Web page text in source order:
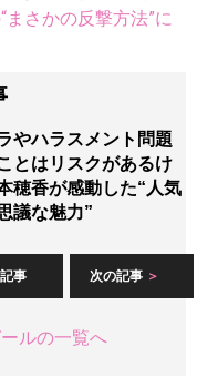
さかの反撃方法”に
やハラスメント問題
とはリスクがあるけ
穂香が感動した“人気
議な魅力”
事 次の記事
ルの一覧へ